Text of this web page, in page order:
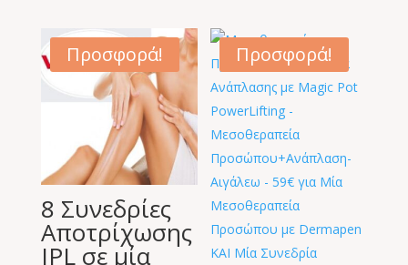
400,00 €.είναι:
65,00 €.
Προσφορά!
8 Συνεδρίες
Αποτρίχωσης
IPL σε μία
Προσφορά!